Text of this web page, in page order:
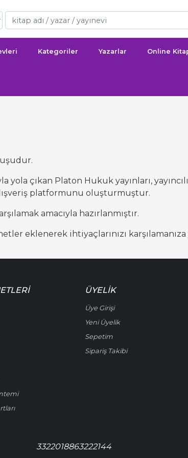
Kategoriler Yazarlar Online
yola çıkan Platon Hukuk yayınları,
platformunu oluşturmuştur.
amacıyla hazırlanmıştır.
eklenerek ihtiyaçlarınızı karşılamanıza
ÜYELIK
Üye Girişi
Yeni Üyelik
Sepetim
Sipariş Takibi
3322018863222144